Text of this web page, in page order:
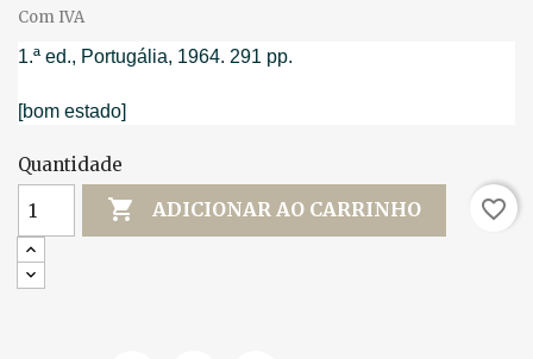
Com IVA
1.ª ed., Portugália, 1964. 291 pp.
[bom estado]
Quantidade
 ADICIONAR AO CARRINHO favorite_border